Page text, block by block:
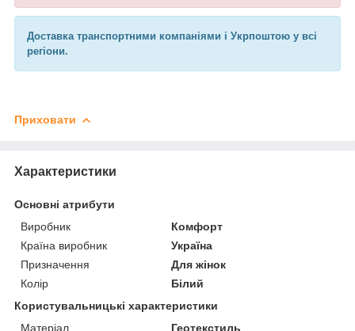
Доставка транспортними компаніями і Укрпоштою у всі
регіони.
Приховати
Характеристики
Основні атрибути
Виробник
Комфорт
Країна виробник
Україна
Призначення
Для жінок
Колір
Білий
Користувальницькі характеристики
Матеріал
Геотекстиль